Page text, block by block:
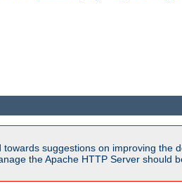
suggestions on improving
the Apache HTTP Server